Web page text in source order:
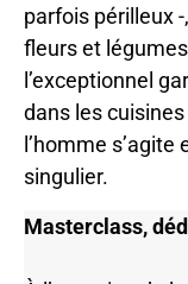
parfois périlleux
fleurs et
l’exceptionnel
dans les
l’homme
singulier.
Masterclass,